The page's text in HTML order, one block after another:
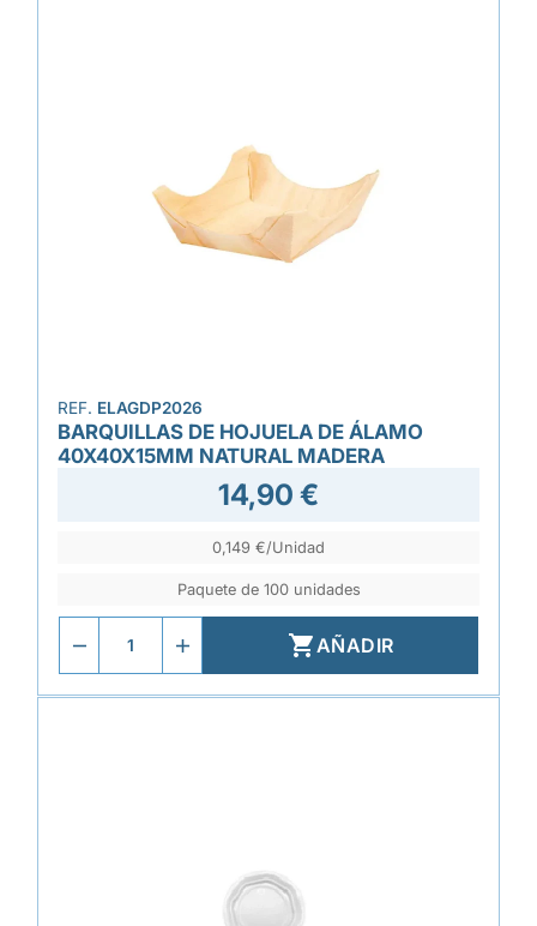
REF. ELAGDP2026
BARQUILLAS DE HOJUELA DE ÁLAMO
40X40X15MM NATURAL MADERA
14,90 €
0,149 €/Unidad
Paquete de 100 unidades
AÑADIR